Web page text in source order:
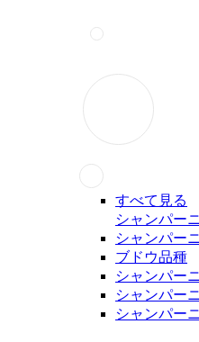
すべて見る
シャンパー
シャンパー
ブドウ品種
シャンパー
シャンパー
シャンパー